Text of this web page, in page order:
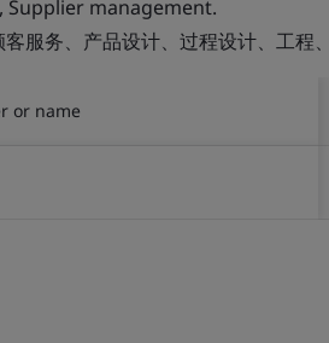
Supplier management.
服务、产品设计、过程设计、工程
or name